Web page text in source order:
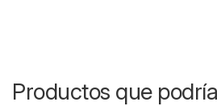
Productos que